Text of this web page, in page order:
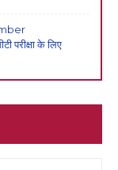
परीक्षा के लिए